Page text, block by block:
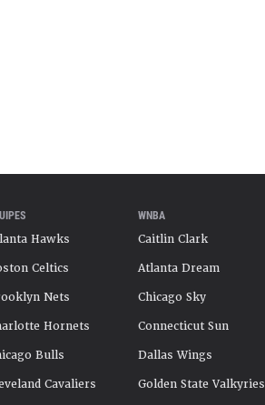
Hawks
Celtics
Nets
Hornets
Bulls
Cavaliers
WNBA
Caitlin Clark
Atlanta Dream
Chicago Sky
Connecticut Sun
Dallas Wings
Golden State Valkyries